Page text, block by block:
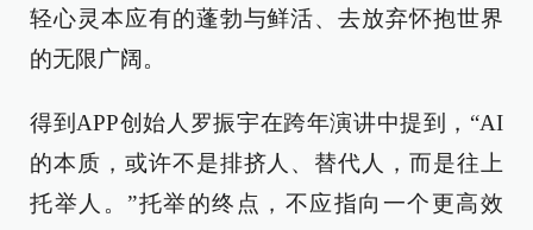
轻心灵本应有的蓬勃与鲜活、去放弃怀抱世界
的无限广阔。
得到APP创始人罗振宇在跨年演讲中提到，“AI
的本质，或许不是排挤人、替代人，而是往上
托举人。”托举的终点，不应指向一个更高效